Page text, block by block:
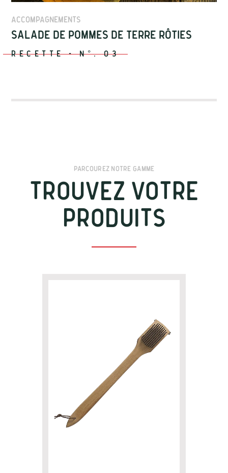
Accompagnements
Salade de pommes de terre rôties
Recette-N°.03
Parcourez notre gamme
Trouvez votre
Produits